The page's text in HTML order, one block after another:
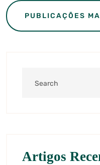
Navegação
por
PUBLICAÇÕES
Artigos